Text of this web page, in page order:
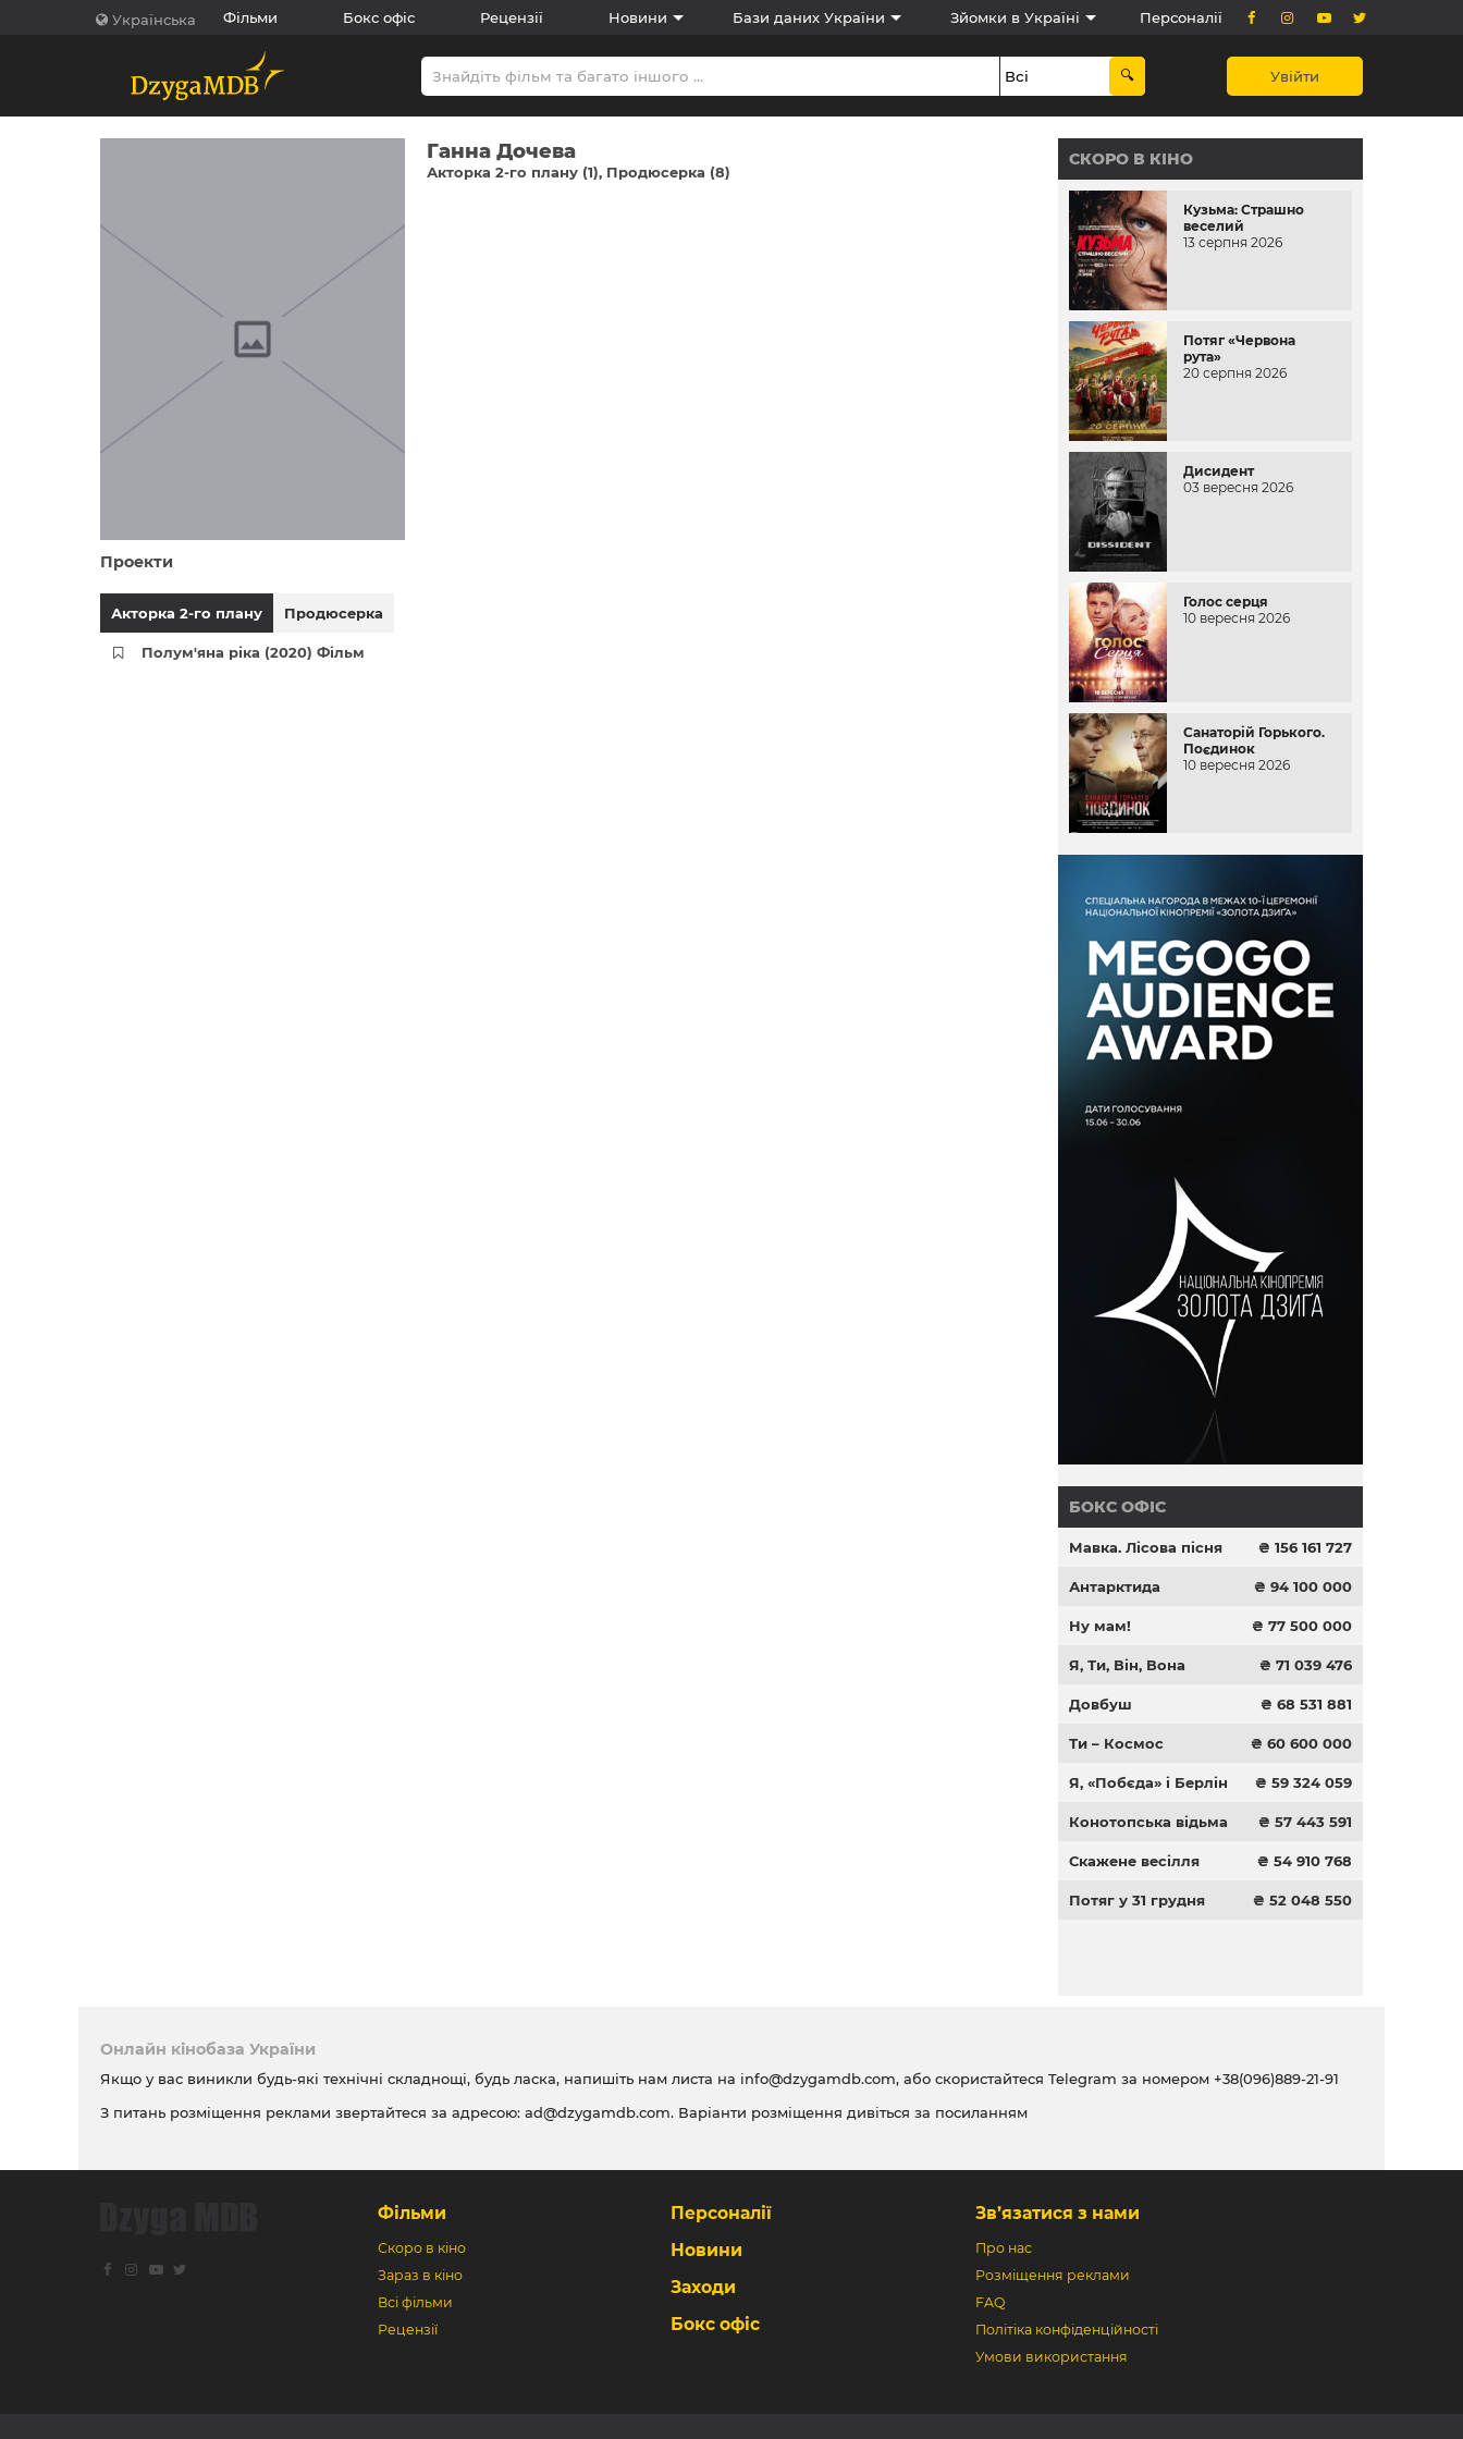
Українська Фільми Бокс офіс Рецензії Новини Бази даних України Зйомки в Україні Персоналії
Увійти
Ганна Дочева
Акторка 2-го плану (1) Продюсерка (8)
Проекти
Акторка 2-го плану Продюсерка
Полум'яна ріка (2020) Фільм
СКОРО В КІНО
Кузьма: Страшно
веселий
13 серпня 2026
Потяг «Червона
рута»
20 серпня 2026
Дисидент
03 вересня 2026
Голос серця
10 вересня 2026
Санаторій Горького.
Поєдинок
10 вересня 2026
БОКС ОФІС
Мавка. Лісова пісня ₴ 156 161 727
Антарктида ₴ 94 100 000
Ну мам! ₴ 77 500 000
Я, Ти, Він, Вона ₴ 71 039 476
Довбуш ₴ 68 531 881
Ти – Космос ₴ 60 600 000
Я, «Побєда» і Берлін ₴ 59 324 059
Конотопська відьма ₴ 57 443 591
Скажене весілля ₴ 54 910 768
Потяг у 31 грудня ₴ 52 048 550
Онлайн кінобаза України
Якщо у вас виникли будь-які технічні складнощі, будь ласка, напишіть нам листа на info@dzygamdb.com, або скористайтеся Telegram за номером +38(096)889-21-91
З питань розміщення реклами звертайтеся за адресою: ad@dzygamdb.com. Варіанти розміщення дивіться за посиланням
Фільми
Скоро в кіно
Зараз в кіно
Всі фільми
Рецензії
Персоналії
Новини
Заходи
Бокс офіс
Зв’язатися з нами
Про нас
Розміщення реклами
FAQ
Політіка конфіденційності
Умови використання